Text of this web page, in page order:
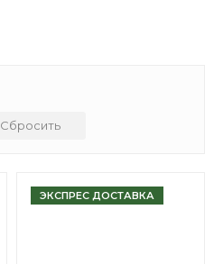
Сбросить
ЭКСПРЕС ДОСТАВКА